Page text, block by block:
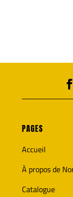
PAGES
Accueil
À propos de
Catalogue